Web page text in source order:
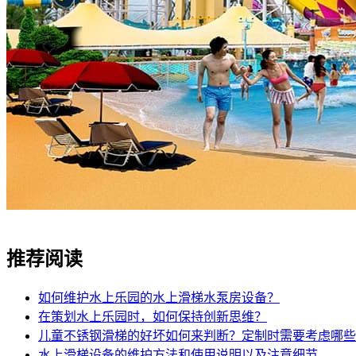
推荐阅读
如何维护水上乐园的水上滑梯水泵房设备？
在策划水上乐园时，如何保持创新思维？
儿童不锈钢滑梯的好坏如何来判断？定制时需要考虑哪